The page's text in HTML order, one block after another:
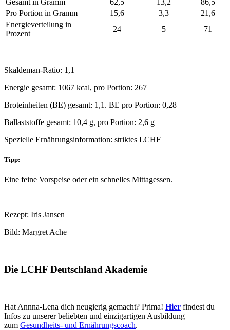
Gesamt in Gramm
62,5 13,2
86,5
Pro Portion in Gramm
15,6 3,3
21,6
Energieverteilung in
Prozent
24 5 71
Skaldeman-Ratio: 1,1
Energie gesamt: 1067 kcal, pro Portion: 267
Broteinheiten (BE) gesamt: 1,1. BE pro Portion: 0,28
Ballaststoffe gesamt: 10,4 g, pro Portion: 2,6 g
Spezielle Ernährungsinformation: striktes LCHF
Tipp:
Eine feine Vorspeise oder ein schnelles Mittagessen.
Rezept: Iris Jansen
Bild: Margret Ache
Die LCHF Deutschland Akademie
Hat Annna-Lena dich neugierig gemacht? Prima! Hier findest du
Infos zu unserer beliebten und einzigartigen Ausbildung
zum Gesundheits- und Ernährungscoach.